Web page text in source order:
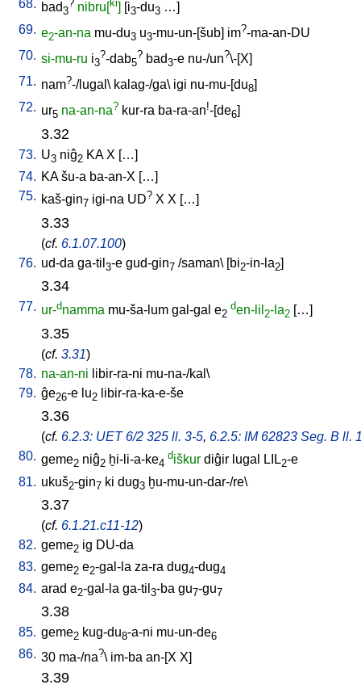
68. bad3
? nibru[ki] [i3-du3 …]
69. e2-an-na mu-du3 u3-mu-un-[šub] im?-ma-an-DU
70. si-mu-ru i3
?-dab5
? bad3-e nu-/un?\-[X]
71. nam?-/lugal \ kalag-/ga\ igi nu-mu-[du8]
72. ur5 na-an-na? kur-ra ba-ra-an!-[de6]
3.32
73. U3 niĝ2 KA X […]
74. KA šu-a ba-an-X […]
75. kaš-gin7 igi-na UD? X X […]
3.33
(cf. 6.1.07.100)
76. ud-da ga-til 3-e gud-gin7 /saman\ [bi2-in-la2]
3.34
77. ur-dnamma mu-ša-lum gal-gal e2
den-lil 2-la2 […]
3.35
(cf. 3.31)
78. na-an-ni libir-ra-ni mu-na-/kal \
79. ĝe26-e lu2 libir-ra-ka-e-še
3.36
(cf. 6.2.3: UET 6/2 325 ll. 3-5, 6.2.5: IM 62823 Seg. B ll.
80. geme2 niĝ2 ḫi-li-a-ke4
diškur diĝir lugal LIL2-e
81. ukuš2-gin7 ki dug3 ḫu-mu-un-dar-/re\
3.37
(cf. 6.1.21.c11-12)
82. geme2 ig DU-da
83. geme2 e2-gal-la za-ra dug4-dug4
84. arad e2-gal-la ga-til 3-ba gu7-gu7
3.38
85. geme2 kug-du8-a-ni mu-un-de6
86. 30 ma-/na?\ im-ba an-[X X]
3.39